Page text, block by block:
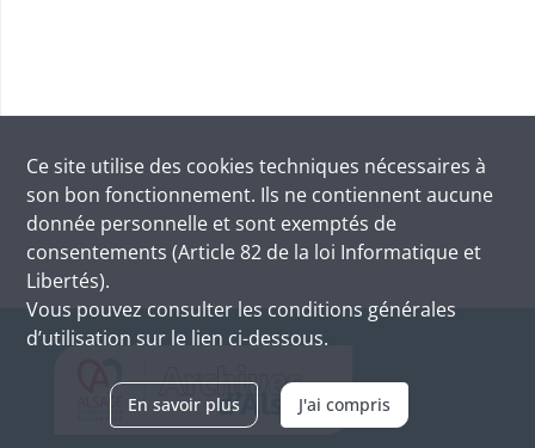
Ce site utilise des cookies techniques nécessaires à
son bon fonctionnement. Ils ne contiennent aucune
donnée personnelle et sont exemptés de
consentements (Article 82 de la loi Informatique et
Libertés).
Vous pouvez consulter les conditions générales
d’utilisation sur le lien ci-dessous.
En savoir plus J'ai compris